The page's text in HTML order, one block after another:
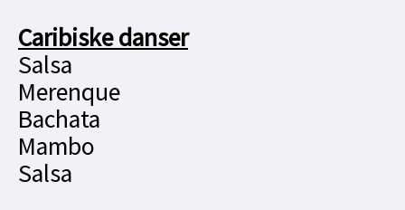
Caribiske danser
Salsa
Merenque
Bachata
Mambo
Salsa